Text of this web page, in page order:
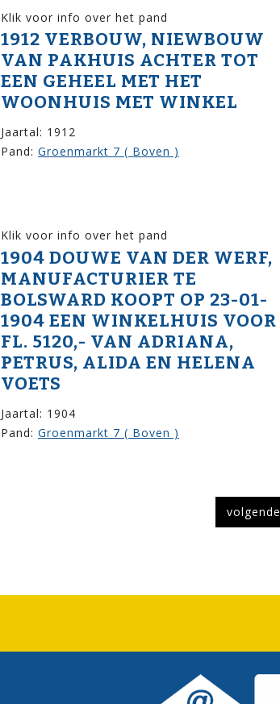
Klik voor info over het pand
1912 VERBOUW, NIEWBOUW
VAN PAKHUIS ACHTER TOT
EEN GEHEEL MET HET
WOONHUIS MET WINKEL
Jaartal: 1912
Pand: Groenmarkt 7 ( Boven )
Klik voor info over het pand
1904 DOUWE VAN DER WERF,
MANUFACTURIER TE
BOLSWARD KOOPT OP 23-01-
1904 EEN WINKELHUIS VOOR
FL. 5120,- VAN ADRIANA,
PETRUS, ALIDA EN HELENA
VOETS
Jaartal: 1904
Pand: Groenmarkt 7 ( Boven )
volgende